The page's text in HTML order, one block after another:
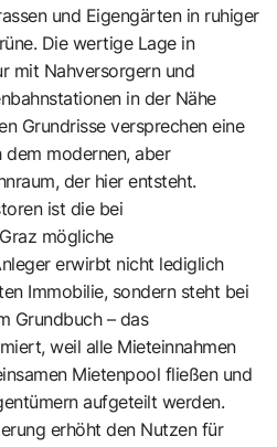
und Eigengärten in ruhiger
Die wertige Lage in
mit Nahversorgern und
in der Nähe
Grundrisse versprechen eine
dem modernen, aber
der hier entsteht.
ist die bei
mögliche
erwirbt nicht lediglich
Immobilie, sondern steht bei
Grundbuch – das
weil alle Mieteinnahmen
Mietenpool fließen und
aufgeteilt werden.
erhöht den Nutzen für